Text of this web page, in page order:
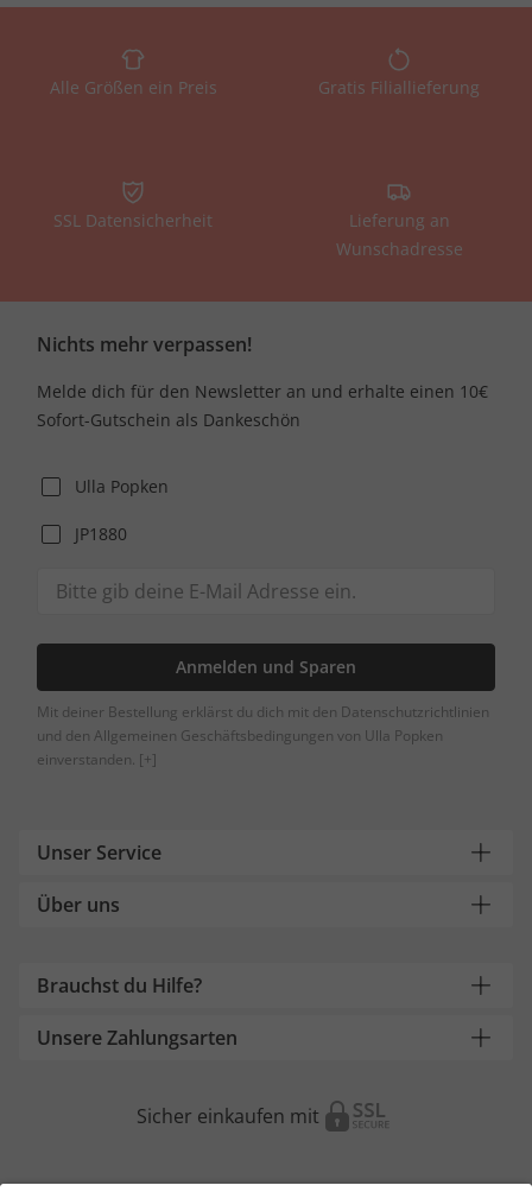
Alle Größen ein Preis Gratis Filiallieferung
SSL Datensicherheit
Lieferung an
Wunschadresse
Nichts mehr verpassen!
Melde dich für den Newsletter an und erhalte einen 10€
Sofort-Gutschein als Dankeschön
Ulla Popken
JP1880
Anmelden und Sparen
Mit deiner Bestellung erklärst du dich mit den Datenschutzrichtlinien
und den Allgemeinen Geschäftsbedingungen von Ulla Popken
einverstanden. [+]
Unser Service
Über uns
Brauchst du Hilfe?
Unsere Zahlungsarten
Sicher einkaufen mit